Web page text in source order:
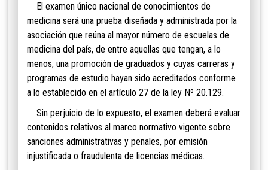
El examen único nacional de conocimientos de
medicina será una prueba diseñada y administrada por la
asociación que reúna al mayor número de escuelas de
medicina del país, de entre aquellas que tengan, a lo
menos, una promoción de graduados y cuyas carreras y
programas de estudio hayan sido acreditados conforme
a lo establecido en el artículo 27 de la ley Nº 20.129.
Sin perjuicio de lo expuesto, el examen deberá evaluar
contenidos relativos al marco normativo vigente sobre
sanciones administrativas y penales, por emisión
injustificada o fraudulenta de licencias médicas.